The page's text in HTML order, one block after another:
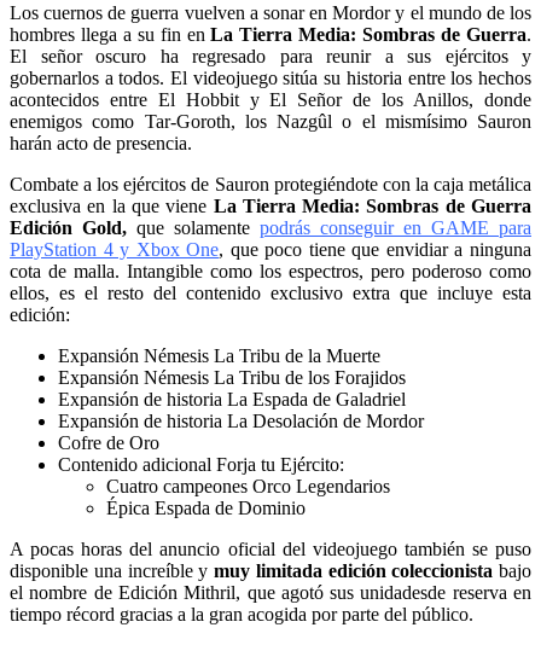
Los cuernos de guerra vuelven a sonar en Mordor y el mundo de los
hombres llega a su fin enLa Tierra Media: Sombras de Guerra.
El señor oscuro ha regresado para reunir a sus ejércitos y
gobernarlos a todos. El videojuego sitúa su historia entre los hechos
acontecidos entre El Hobbit y El Señor de los Anillos, donde
enemigos como Tar-Goroth, los Nazgûl o el mismísimo Sauron
harán acto de presencia.
Combate a los ejércitos de Sauron protegiéndote con la caja metálica
exclusiva en la que viene La Tierra Media: Sombras de Guerra
Edición Gold, que solamente podrás conseguir en GAME para
PlayStation 4 y Xbox One, que poco tiene que envidiar a ninguna
cota de malla. Intangible como los espectros, pero poderoso como
ellos, es el resto del contenido exclusivo extra que incluye esta
edición:
Expansión Némesis La Tribu de la Muerte
Expansión Némesis La Tribu de los Forajidos
Expansión de historia La Espada de Galadriel
Expansión de historia La Desolación de Mordor
Cofre de Oro
Contenido adicional Forja tu Ejército:
Cuatro campeones Orco Legendarios
Épica Espada de Dominio
A pocas horas del anuncio oficial del videojuego también se puso
disponible una increíble y muy limitada edición coleccionista bajo
el nombre de Edición Mithril, que agotó sus unidadesde reserva en
tiempo récord gracias a la gran acogida por parte del público.